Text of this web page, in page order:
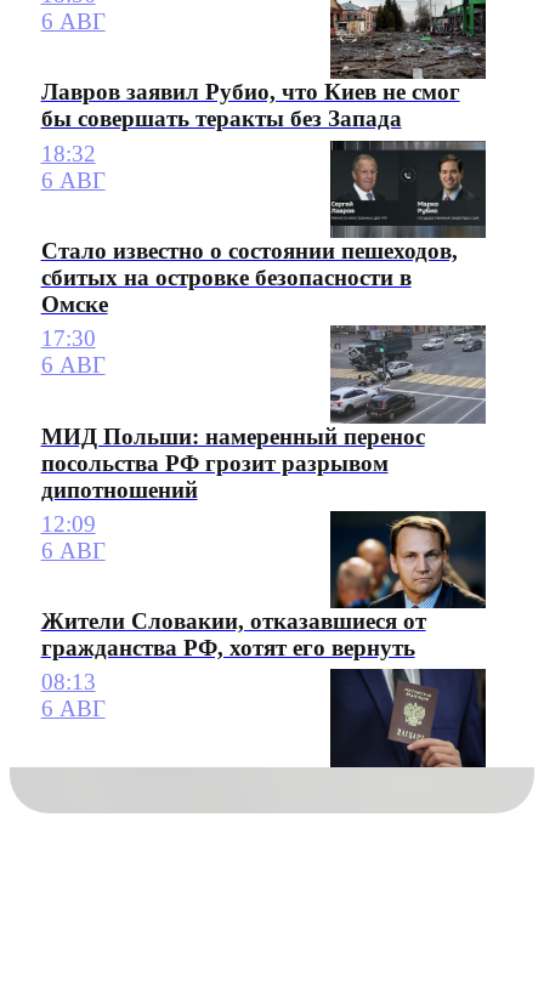
6 АВГ
Лавров заявил Рубио, что Киев не смог
бы совершать теракты без Запада
18:32
6 АВГ
Стало известно о состоянии пешеходов,
сбитых на островке безопасности в
Омске
17:30
6 АВГ
МИД Польши: намеренный перенос
посольства РФ грозит разрывом
дипотношений
12:09
6 АВГ
Жители Словакии, отказавшиеся от
гражданства РФ, хотят его вернуть
08:13
6 АВГ